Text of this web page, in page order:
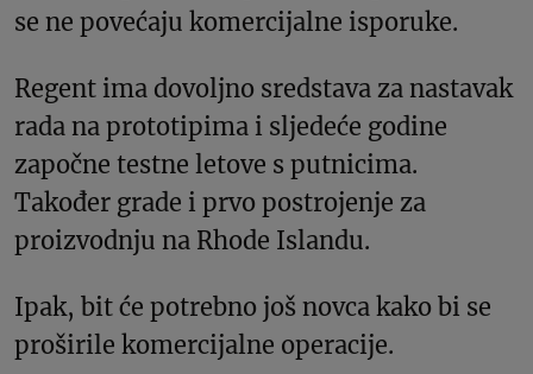
se ne povećaju komercijalne isporuke.
Regent ima dovoljno sredstava za nastavak
rada na prototipima i sljedeće godine
započne testne letove s putnicima.
Također grade i prvo postrojenje za
proizvodnju na Rhode Islandu.
Ipak, bit će potrebno još novca kako bi se
proširile komercijalne operacije.